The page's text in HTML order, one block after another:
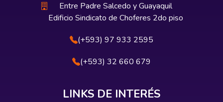
Entre Padre Salcedo y Guayaquil
Edificio Sindicato de Choferes 2do piso
(+593) 97 933 2595
(+593) 32 660 679
LINKS DE INTERÉS